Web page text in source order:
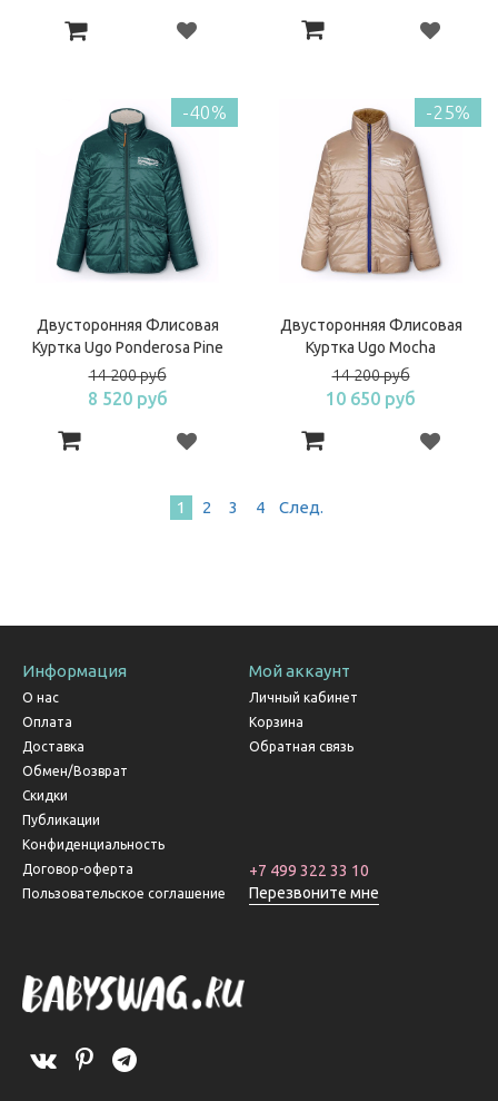
-40%
Двусторонняя Флисовая
Куртка Ugo Ponderosa Pine
14 200 руб
8 520 руб
-25%
Двусторонняя Флисовая
Куртка Ugo Mocha
14 200 руб
10 650 руб
1 2 3 4 След.
Информация
О нас
Оплата
Доставка
Обмен/Возврат
Скидки
Публикации
Конфиденциальность
Договор-оферта
Пользовательское соглашение
Мой аккаунт
Личный кабинет
Корзина
Обратная связь
+7 499 322 33 10
Перезвоните мне